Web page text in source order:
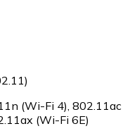
(Wi-Fi 4) 802.11ac
(Wi-Fi 6E)